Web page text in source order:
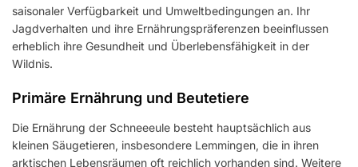
saisonaler Verfügbarkeit und Umweltbedingungen an. Ihr
Jagdverhalten und ihre Ernährungspräferenzen beeinflussen
erheblich ihre Gesundheit und Überlebensfähigkeit in der
Wildnis.
Primäre Ernährung und Beutetiere
Die Ernährung der Schneeeule besteht hauptsächlich aus
kleinen Säugetieren, insbesondere Lemmingen, die in ihren
arktischen Lebensräumen oft reichlich vorhanden sind. Weitere